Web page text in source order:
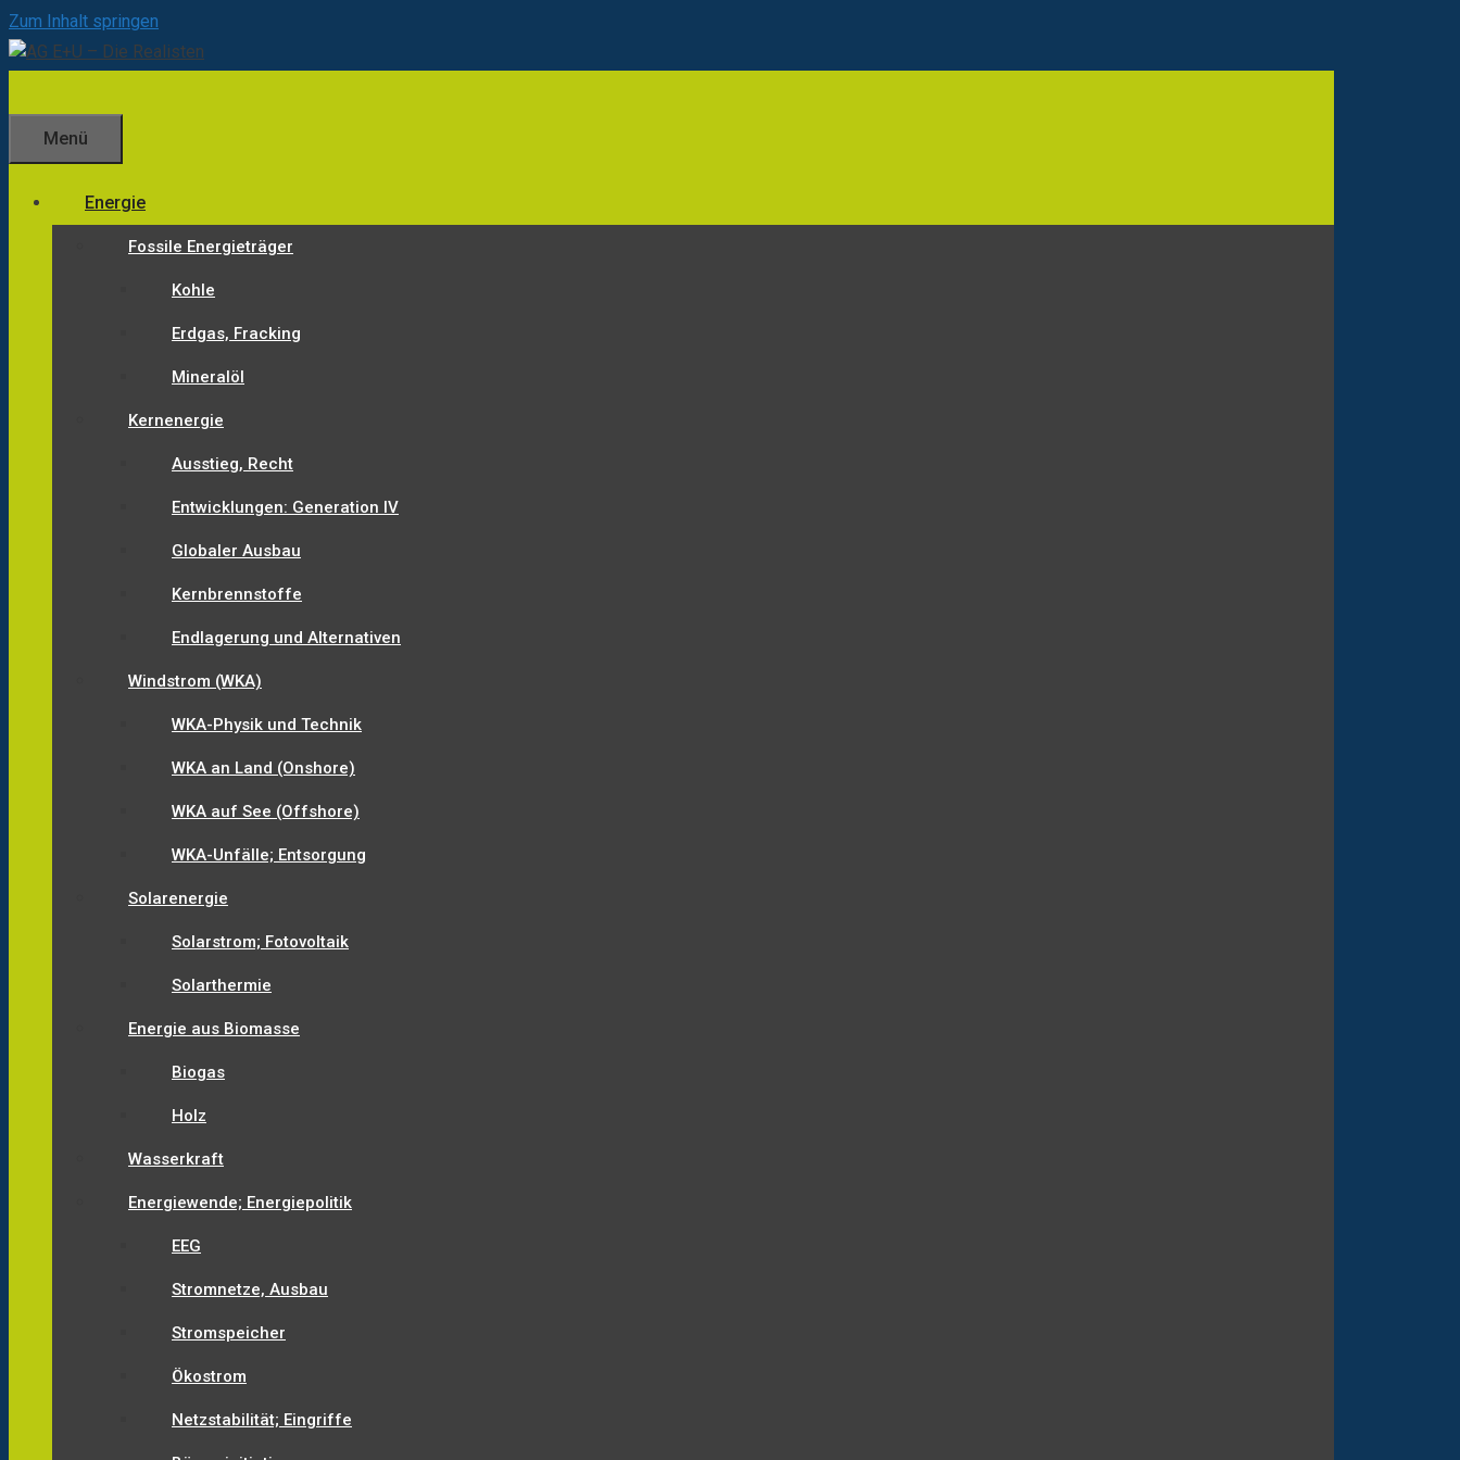
Zum Inhalt springen
Menü
Energie
Fossile Energieträger
Kohle
Erdgas, Fracking
Mineralöl
Kernenergie
Ausstieg, Recht
Entwicklungen: Generation IV
Globaler Ausbau
Kernbrennstoffe
Endlagerung und Alternativen
Windstrom (WKA)
WKA-Physik und Technik
WKA an Land (Onshore)
WKA auf See (Offshore)
WKA-Unfälle; Entsorgung
Solarenergie
Solarstrom; Fotovoltaik
Solarthermie
Energie aus Biomasse
Biogas
Holz
Wasserkraft
Energiewende; Energiepolitik
EEG
Stromnetze, Ausbau
Stromspeicher
Ökostrom
Netzstabilität; Eingriffe